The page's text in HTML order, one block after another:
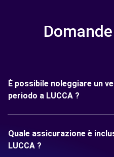
È possibile noleggiare un
periodo a LUCCA ?
Quale assicurazione è
LUCCA ?